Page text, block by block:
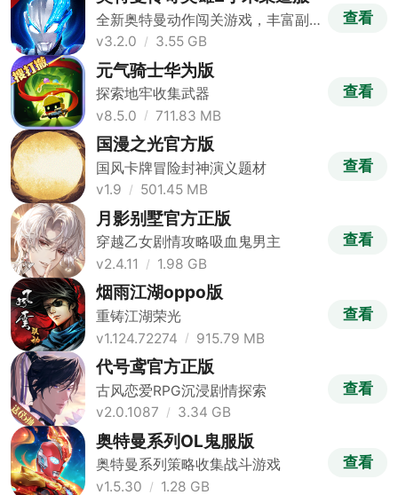
全新奥特曼动作闯关游戏，丰富副
本挑战
v3.2.0 3.55 GB
查看
元气骑士华为版
探索地牢收集武器
v8.5.0
711.83 MB
查看
国漫之光官方版
国风卡牌冒险封神演义题材
v1.9
501.45 MB
查看
月影别墅官方正版
穿越乙女剧情攻略吸血鬼男主
v2.4.11
1.98 GB
查看
烟雨江湖oppo版
重铸江湖荣光
v1.124.72274
915.79 MB
查看
代号鸢官方正版
古风恋爱RPG沉浸剧情探索
v2.0.1087
3.34 GB
查看
奥特曼系列OL鬼服版
奥特曼系列策略收集战斗游戏
v1.5.30
1.28 GB
查看